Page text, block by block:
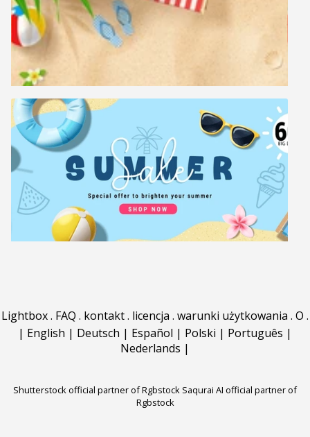
Lightbox. FAQ . kontakt. licencja . warunki użytkowania . O .
| English | Deutsch | Español | Polski | Português |
Nederlands |
Shutterstock official partner of Rgbstock Saqurai AI official partner of
Rgbstock